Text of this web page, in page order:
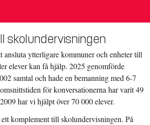
skolundervisningen
ansluta ytterligare kommuner och enheter till
elever kan få hjälp. 2025 genomförde
samtal och hade en bemanning med 6-7
för konversationerna har varit 49
har vi hjälpt över 70 000 elever.
komplement till skolundervisningen. På